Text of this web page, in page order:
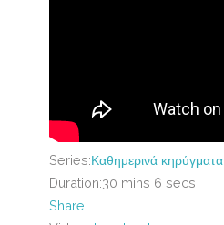
Series:Καθημερινά κηρύγματα
Duration:30 mins 6 secs
Share